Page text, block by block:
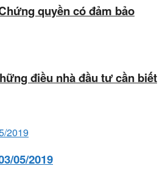
quyền có đảm bảo
điều nhà đầu tư cần biết
05/2019